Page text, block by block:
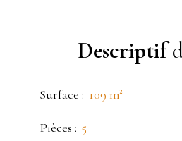
Descriptif
Surface : 109 m²
Pièces : 5